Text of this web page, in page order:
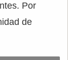
Por
de